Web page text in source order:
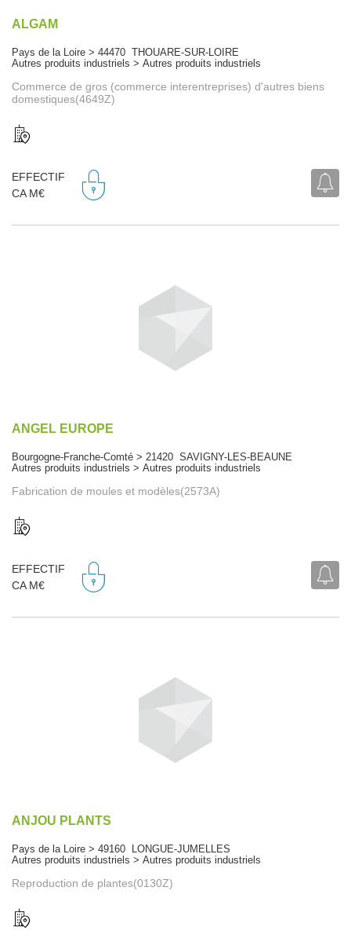
ALGAM
Pays de la Loire > 44470 THOUARE-SUR-LOIRE
Autres produits industriels > Autres produits industriels
Commerce de gros (commerce interentreprises) d'autres biens
domestiques(4649Z)
EFFECTIF
CA M€
ANGEL EUROPE
Bourgogne-Franche-Comté > 21420 SAVIGNY-LES-BEAUNE
Autres produits industriels > Autres produits industriels
Fabrication de moules et modèles(2573A)
EFFECTIF
CA M€
ANJOU PLANTS
Pays de la Loire > 49160 LONGUE-JUMELLES
Autres produits industriels > Autres produits industriels
Reproduction de plantes(0130Z)